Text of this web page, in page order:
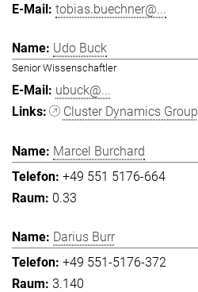
tobias.buechner@...
Udo Buck
Senior Wissenschaftler
ubuck@...
Cluster Dynamics Group
Marcel Burchard
+49 551 5176-664
0.33
Darius Burr
+49 551-5176-372
3.140